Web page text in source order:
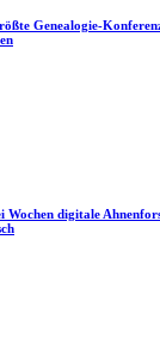
Genealogie-
Wochen digitale